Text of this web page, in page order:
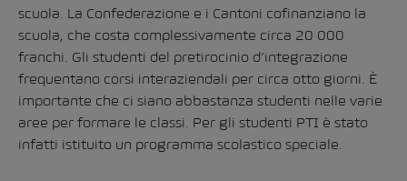
scuola. La Confederazione e i Cantoni cofinanziano la
scuola, che costa complessivamente circa 20 000
franchi. Gli studenti del pretirocinio d’integrazione
frequentano corsi interaziendali per circa otto giorni. È
importante che ci siano abbastanza studenti nelle varie
aree per formare le classi. Per gli studenti PTI è stato
infatti istituito un programma scolastico speciale.